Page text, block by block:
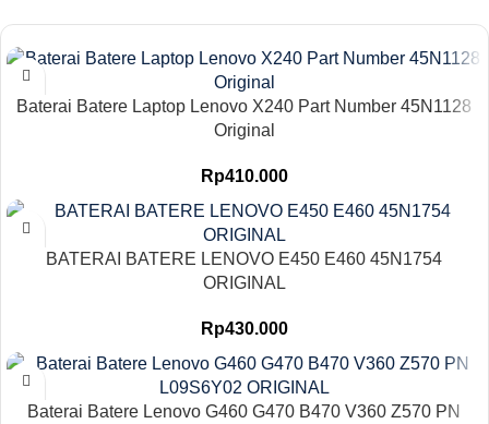
Baterai Batere Laptop Lenovo X240 Part Number 45N1128
Original
Rp410.000
BATERAI BATERE LENOVO E450 E460 45N1754
ORIGINAL
Rp430.000
Baterai Batere Lenovo G460 G470 B470 V360 Z570 PN